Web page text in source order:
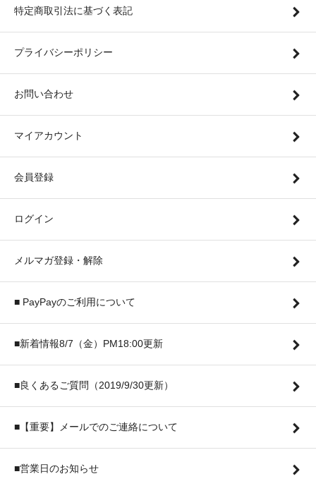
特定商取引法に基づく表記
プライバシーポリシー
お問い合わせ
マイアカウント
会員登録
ログイン
メルマガ登録・解除
■ PayPayのご利用について
■新着情報8/7（金）PM18:00更新
■良くあるご質問（2019/9/30更新）
■【重要】メールでのご連絡について
■営業日のお知らせ